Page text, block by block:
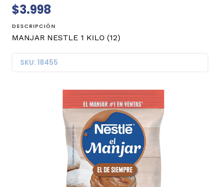
$3.998
DESCRIPCIÓN
MANJAR NESTLE 1 KILO (12)
SKU: 18455